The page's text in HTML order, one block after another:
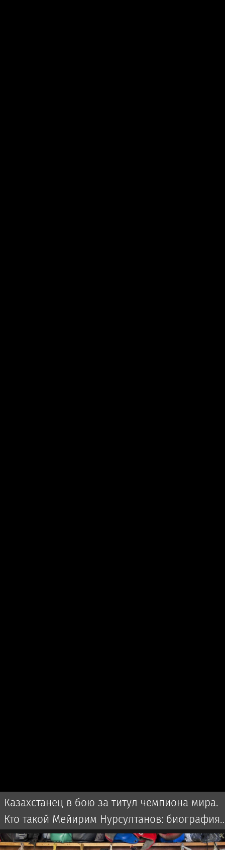
Казахстанец в бою за титул чемпиона мира.
Кто такой Мейирим Нурсултанов: биография,
бои